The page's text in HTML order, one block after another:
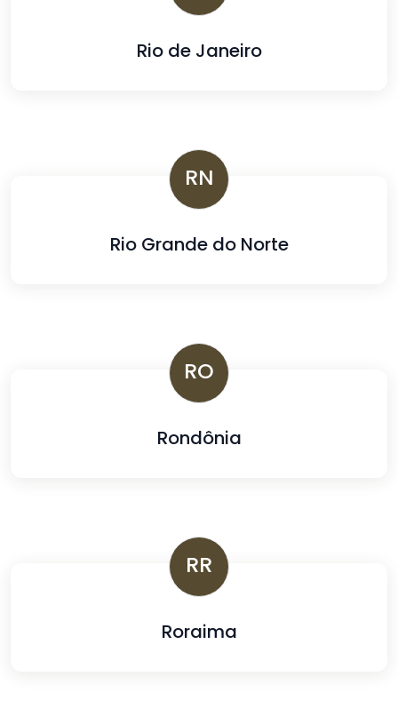
Rio de Janeiro
RN
Rio Grande do Norte
RO
Rondônia
RR
Roraima